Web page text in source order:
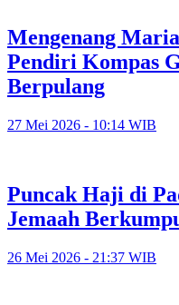
Mengenang
Pendiri Kompas
Berpulang
27 Mei 2026 - 10:14 WIB
Puncak Haji di
Jemaah
26 Mei 2026 - 21:37 WIB